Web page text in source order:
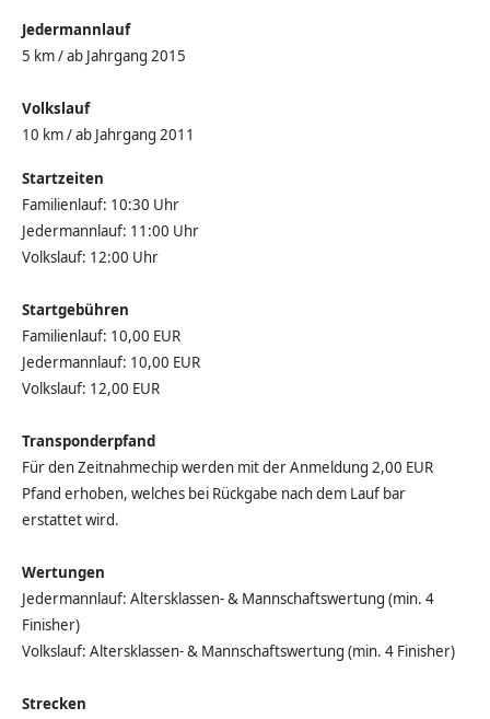
Jedermannlauf
5 km / ab Jahrgang 2015
Volkslauf
10 km / ab Jahrgang 2011
Startzeiten
Familienlauf: 10:30 Uhr
Jedermannlauf: 11:00 Uhr
Volkslauf: 12:00 Uhr
Startgebühren
Familienlauf: 10,00 EUR
Jedermannlauf: 10,00 EUR
Volkslauf: 12,00 EUR
Transponderpfand
Für den Zeitnahmechip werden mit der Anmeldung 2,00 EUR
Pfand erhoben, welches bei Rückgabe nach dem Lauf bar
erstattet wird.
Wertungen
Jedermannlauf: Altersklassen- & Mannschaftswertung (min. 4
Finisher)
Volkslauf: Altersklassen- & Mannschaftswertung (min. 4 Finisher)
Strecken